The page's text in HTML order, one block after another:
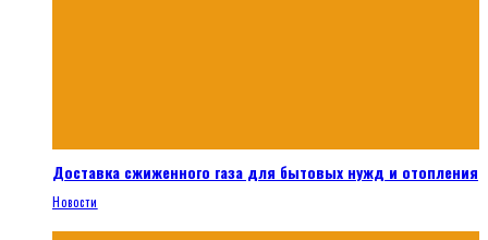
Доставка сжиженного газа для бытовых нужд и отопления
Новости